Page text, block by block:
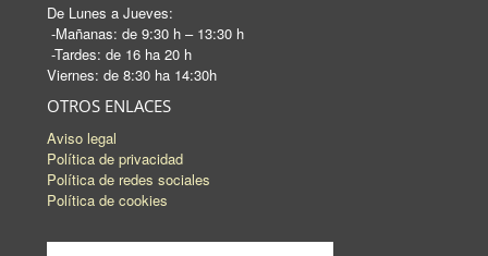
De Lunes a Jueves:
-Mañanas: de 9:30 h – 13:30 h
-Tardes: de 16 ha 20 h
Viernes: de 8:30 ha 14:30h
OTROS ENLACES
Aviso legal
Política de privacidad
Política de redes sociales
Política de cookies